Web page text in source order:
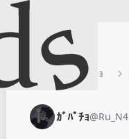
ｶﾞﾊﾟﾁｮ
ｶﾞﾊﾟﾁｮ@Ru_N4